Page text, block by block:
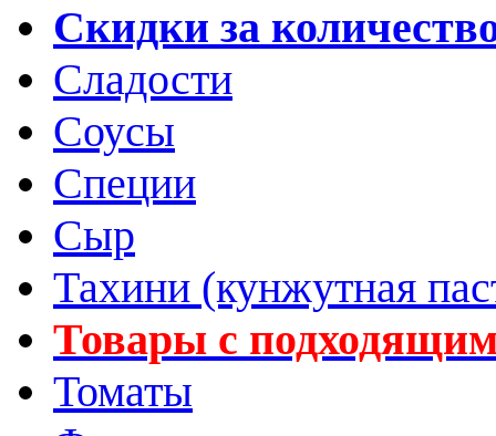
Скидки за
Сладости
Соусы
Специи
Сыр
Тахини (кунжутная
Товары с
Томаты